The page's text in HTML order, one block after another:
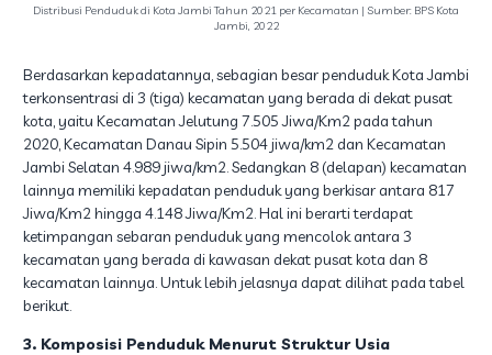
Distribusi Penduduk di Kota Jambi Tahun 2021 per Kecamatan | Sumber: BPS Kota
Jambi, 2022
Berdasarkan kepadatannya, sebagian besar penduduk Kota Jambi
terkonsentrasi di 3 (tiga) kecamatan yang berada di dekat pusat
kota, yaitu Kecamatan Jelutung 7.505 Jiwa/Km2 pada tahun
2020, Kecamatan Danau Sipin 5.504 jiwa/km2 dan Kecamatan
Jambi Selatan 4.989 jiwa/km2. Sedangkan 8 (delapan) kecamatan
lainnya memiliki kepadatan penduduk yang berkisar antara 817
Jiwa/Km2 hingga 4.148 Jiwa/Km2. Hal ini berarti terdapat
ketimpangan sebaran penduduk yang mencolok antara 3
kecamatan yang berada di kawasan dekat pusat kota dan 8
kecamatan lainnya. Untuk lebih jelasnya dapat dilihat pada tabel
berikut.
3. Komposisi Penduduk Menurut Struktur Usia